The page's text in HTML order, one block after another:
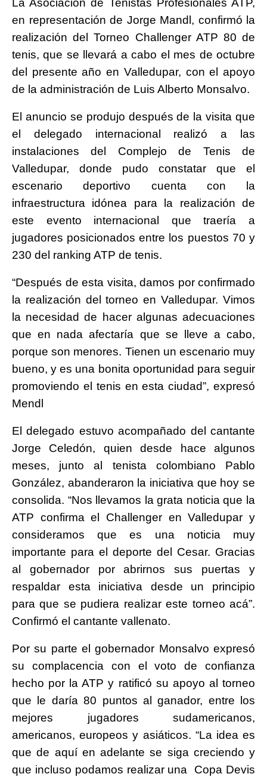
La Asociación de Tenistas Profesionales ATP,
en representación de Jorge Mandl, confirmó la
realización del Torneo Challenger ATP 80 de
tenis, que se llevará a cabo el mes de octubre
del presente año en Valledupar, con el apoyo
de la administración de Luis Alberto Monsalvo.
El anuncio se produjo después de la visita que
el delegado internacional realizó a las
instalaciones del Complejo de Tenis de
Valledupar, donde pudo constatar que el
escenario deportivo cuenta con la
infraestructura idónea para la realización de
este evento internacional que traería a
jugadores posicionados entre los puestos 70 y
230 del ranking ATP de tenis.
“Después de esta visita, damos por confirmado
la realización del torneo en Valledupar. Vimos
la necesidad de hacer algunas adecuaciones
que en nada afectaría que se lleve a cabo,
porque son menores. Tienen un escenario muy
bueno, y es una bonita oportunidad para seguir
promoviendo el tenis en esta ciudad”, expresó
Mendl
El delegado estuvo acompañado del cantante
Jorge Celedón, quien desde hace algunos
meses, junto al tenista colombiano Pablo
González, abanderaron la iniciativa que hoy se
consolida. “Nos llevamos la grata noticia que la
ATP confirma el Challenger en Valledupar y
consideramos que es una noticia muy
importante para el deporte del Cesar. Gracias
al gobernador por abrirnos sus puertas y
respaldar esta iniciativa desde un principio
para que se pudiera realizar este torneo acá”.
Confirmó el cantante vallenato.
Por su parte el gobernador Monsalvo expresó
su complacencia con el voto de confianza
hecho por la ATP y ratificó su apoyo al torneo
que le daría 80 puntos al ganador, entre los
mejores jugadores sudamericanos,
americanos, europeos y asiáticos. “La idea es
que de aquí en adelante se siga creciendo y
que incluso podamos realizar una Copa Devis